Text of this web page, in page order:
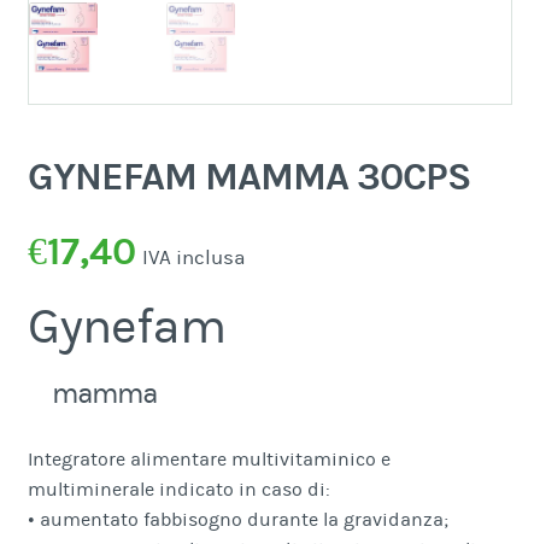
GYNEFAM MAMMA 30CPS
€17,40 IVA inclusa
Gynefam
mamma
Integratore alimentare multivitaminico e
multiminerale indicato in caso di:
• aumentato fabbisogno durante la gravidanza;